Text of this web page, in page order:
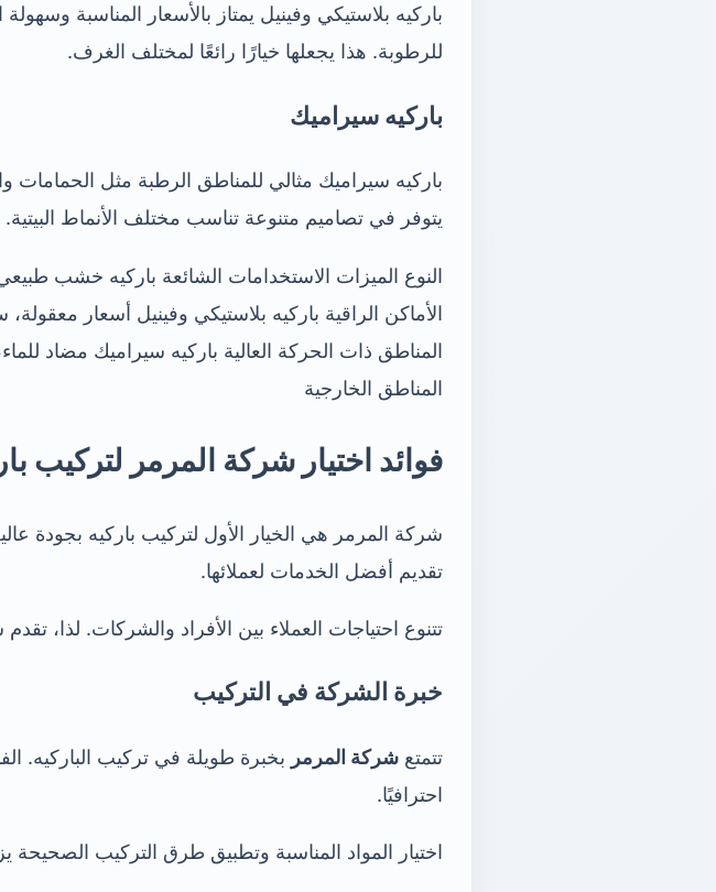
باركيه بلاستيكي وفينيل يمتاز بالأسعار المناسبة
للرطوبة. هذا يجعلها خيارًا رائعًا لمختلف الغرف.
باركيه سيراميك
باركيه سيراميك مثالي للمناطق الرطبة مثل الحمامات
يتوفر في تصاميم متنوعة تناسب مختلف الأنماط البيتية.
النوع الميزات الاستخدامات الشائعة باركيه خشب
الأماكن الراقية باركيه بلاستيكي وفينيل أسعار
المناطق ذات الحركة العالية باركيه سيراميك مضاد
المناطق الخارجية
فوائد اختيار شركة المرمر لتركيب
شركة المرمر هي الخيار الأول لتركيب باركيه بجودة
تقديم أفضل الخدمات لعملائها.
تتنوع احتياجات العملاء بين الأفراد والشركات.
خبرة الشركة في التركيب
تتمتع شركة المرمر بخبرة طويلة في تركيب الباركيه.
احترافيًا.
اختيار المواد المناسبة وتطبيق طرق التركيب الصحيحة